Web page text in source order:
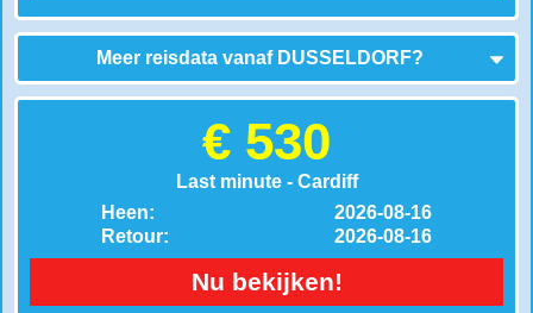
Meer reisdata vanaf DUSSELDORF?
€ 530
Last minute - Cardiff
Heen:
Retour:
2026-08-16
2026-08-16
Nu bekijken!